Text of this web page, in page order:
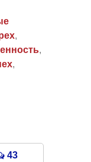
,
,
,
43